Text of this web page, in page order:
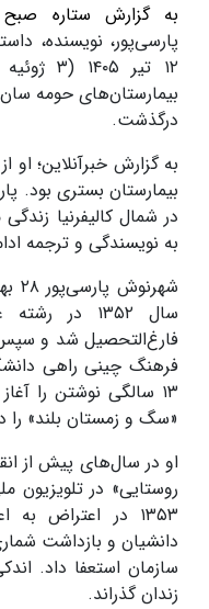
به گزارش ستاره صبح
پارسی‌پور، نویسنده،
بیمارستان‌های حومه
درگذشت.
به گزارش خبرآنلاین؛
در شمال کالیفرنیا
به نویسندگی و ترجمه
سال ۱۳۵۲
فارغ‌التحصیل شد و سپس
فرهنگ چینی راهی
۱۳ سالگی نوشتن را
«سگ و زمستان بلند» را در دهه ۱۳۵۰
او در سال‌های پیش از
روستایی» در تلویزیون
۱۳۵۳ در اعتراض
دانشیان و بازداشت
زندان گذراند.